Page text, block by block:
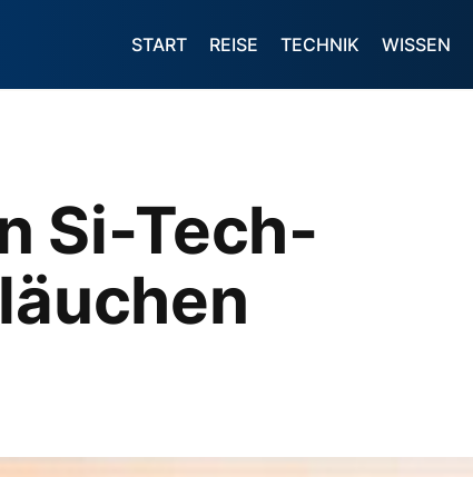
START REISE TECHNIK WISSEN
Si-Tech-